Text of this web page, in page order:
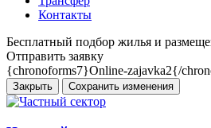
Контакты
Бесплатный подбор жилья и
Отправить заявку
{chronoforms7}Online-zajavka2{/
Закрыть Сохранить изменения